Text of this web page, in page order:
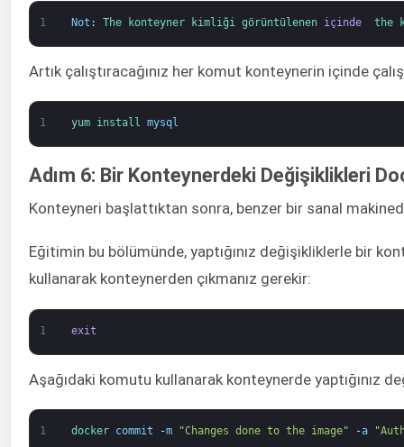
1 Not : The konteyner kimliği görüntülenen içinde the
Artık çalıştıracağınız her komut konteynerin içinde
1 yum install mysql
Adım 6: Bir Konteynerdeki Değişiklikleri
Konteyneri başlattıktan sonra, benzer bir sanal
Eğitimin bu bölümünde, yaptığınız değişikliklerle bir
kullanarak konteynerden çıkmanız gerekir:
1 exit
Aşağıdaki komutu kullanarak konteynerde yaptığınız
1 docker commit -m "Changes done to the image" -a